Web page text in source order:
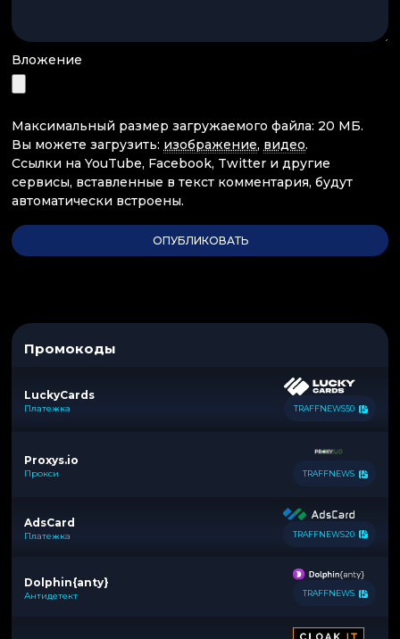
Вложение
Максимальный размер загружаемого файла: 20 МБ.
Вы можете загрузить: изображение, видео.
Ссылки на YouTube, Facebook, Twitter и другие
сервисы, вставленные в текст комментария, будут
автоматически встроены.
Промокоды
LuckyCards
Платежка TRAFFNEWS50
Proxys.io
Прокси TRAFFNEWS
AdsCard
Платежка TRAFFNEWS20
Dolphin{anty}
Антидетект TRAFFNEWS